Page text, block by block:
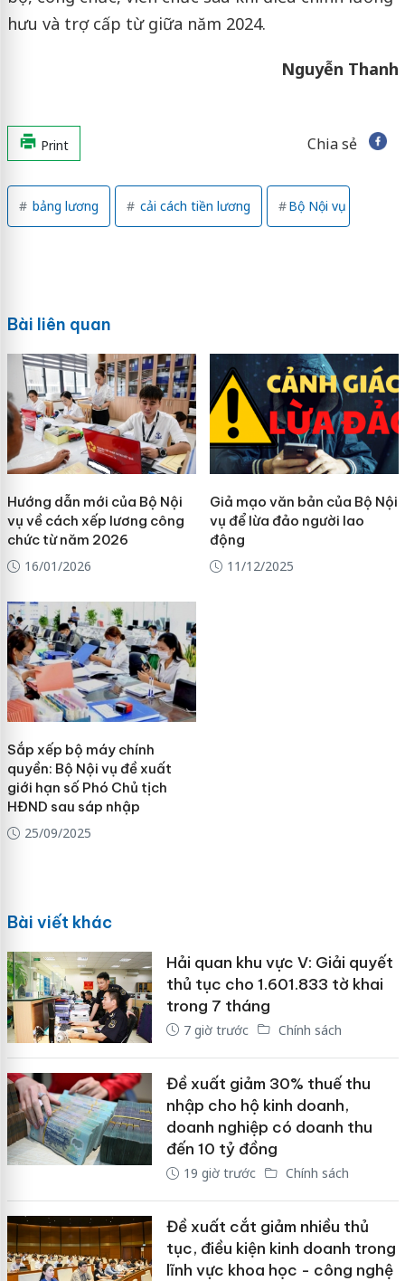
hưu và trợ cấp từ giữa năm 2024.
Nguyễn Thanh
Print Chia sẻ
bảng lương cải cách tiền lương Bộ Nội vụ
Bài liên quan
Hướng dẫn mới của Bộ Nội
vụ về cách xếp lương công
chức từ năm 2026
16/01/2026
Giả mạo văn bản của Bộ Nội
vụ để lừa đảo người lao
động
11/12/2025
Sắp xếp bộ máy chính
quyền: Bộ Nội vụ đề xuất
giới hạn số Phó Chủ tịch
HĐND sau sáp nhập
25/09/2025
Bài viết khác
Hải quan khu vực V: Giải quyết
thủ tục cho 1.601.833 tờ khai
trong 7 tháng
7 giờ trước Chính sách
Đề xuất giảm 30% thuế thu
nhập cho hộ kinh doanh,
doanh nghiệp có doanh thu
đến 10 tỷ đồng
19 giờ trước Chính sách
Đề xuất cắt giảm nhiều thủ
tục, điều kiện kinh doanh trong
lĩnh vực khoa học - công nghệ